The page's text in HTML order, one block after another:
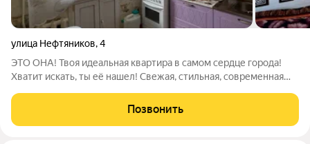
улица Нефтяников,4
ЭТО ОНА! Твоя идеальная квартира в самом сердце города!
Хватит искать, ты её нашел! Свежая, стильная, современная
Позвонить